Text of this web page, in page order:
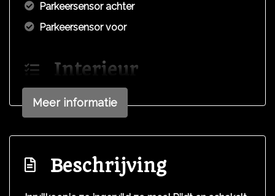
Parkeersensor achter
Parkeersensor voor
Interieur
Armsteun voor
Binnenspiegel automatisch dimmend
Electronic climate control
Elektrische ramen achter
Elektrische ramen voor
Meer informatie
Beschrijving